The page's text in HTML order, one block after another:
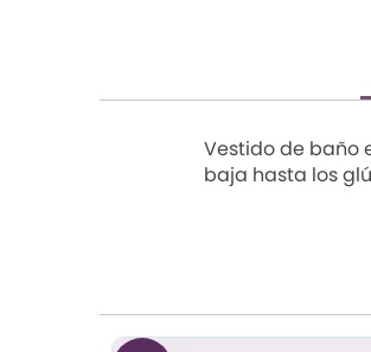
Vestido de baño
baja hasta los